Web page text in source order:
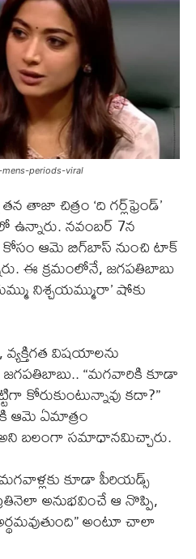
periods-viral
తాజా చిత్రం ‘ది గర్ల్‌ఫ్రెండ్’
ఉన్నారు. నవంబర్ 7న
ఆమె బిగ్‌బాస్ నుంచి టాక్
ఈ క్రమంలోనే, జగపతిబాబు
నిశ్చయమ్మురా’ షోకు
విషయాలను
“మగవారికి కూడా
కోరుకుంటున్నావు కదా?”
ఆమె ఏమాత్రం
అని బలంగా సమాధానమిచ్చారు.
కూడా పీరియడ్స్
అనుభవించే ఆ నొప్పి,
అంటూ చాలా